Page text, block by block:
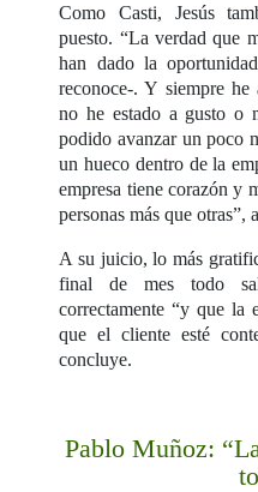
Como Casti, Jesús
puesto. “La verdad que
han dado la
reconoce-. Y siempre
no he estado a gusto o
podido avanzar un poco
un hueco dentro de la
empresa tiene corazón y
personas más que otras”,
A su juicio, lo más
final de mes todo
correctamente “y que la
que el cliente esté
concluye.
Pablo Muñoz: